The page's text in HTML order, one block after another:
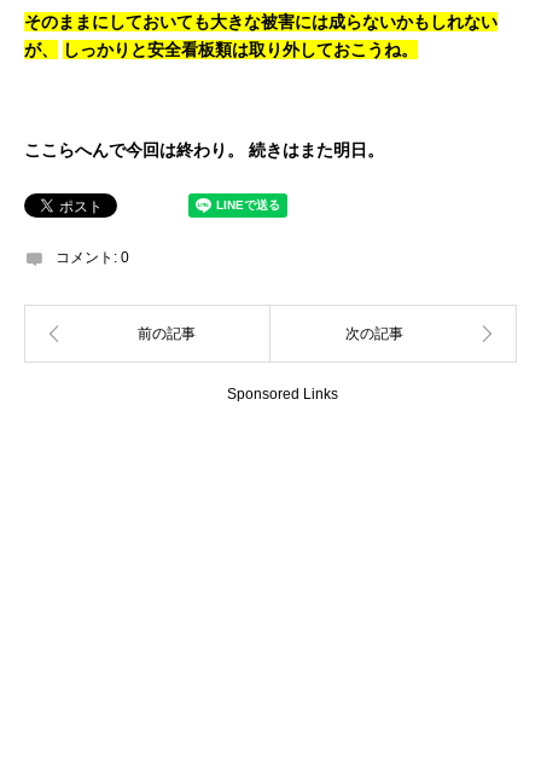
そのままにしておいても大きな被害には成らないかもしれない
が、
しっかりと安全看板類は取り外しておこうね。
ここらへんで今回は終わり。 続きはまた明日。
コメント: 0
Sponsored Links